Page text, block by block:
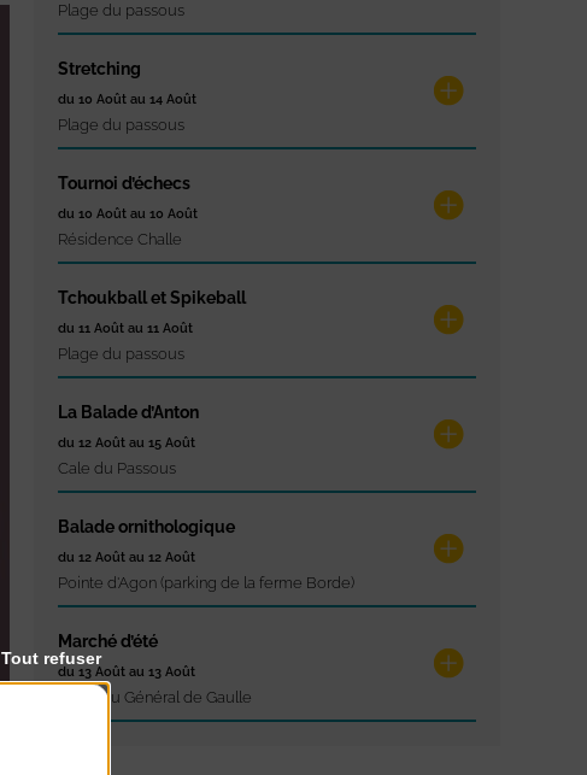
Plage du passous
Stretching
du 10 Août au 14 Août
Plage du passous
Tournoi d’échecs
du 10 Août au 10 Août
Résidence Challe
Tchoukball et Spikeball
du 11 Août au 11 Août
Plage du passous
La Balade d’Anton
du 12 Août au 15 Août
Cale du Passous
Balade ornithologique
du 12 Août au 12 Août
Pointe d'Agon (parking de la ferme Borde)
Marché d’été
du 13 Août au 13 Août
Place du Général de Gaulle
Tout refuser